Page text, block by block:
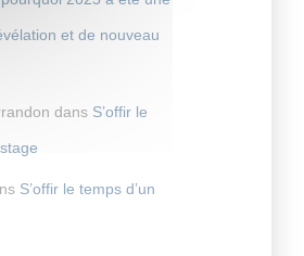
et de nouveau
dans S’offir le
S’offir le temps d’un